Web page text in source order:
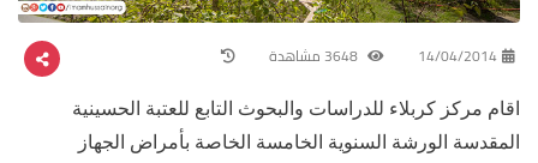
14/04/2014
اقام مركز كربلاء للدراسات والبحوث التابع للعتبة الحسينية
المقدسة الورشة السنوية الخامسة الخاصة بأمراض الجهاز